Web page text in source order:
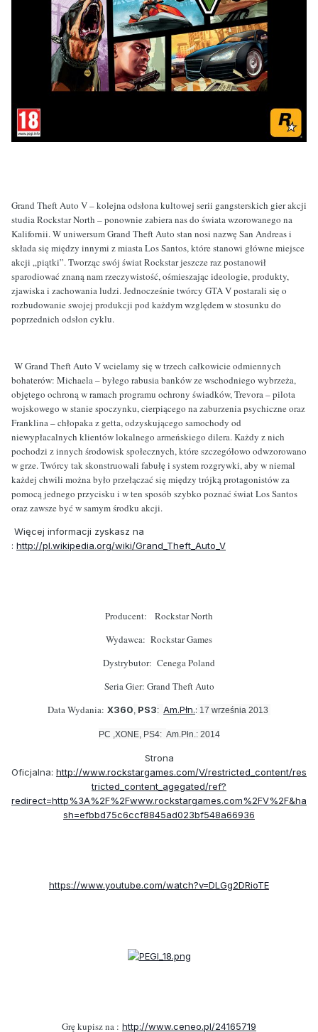
Grand Theft Auto V – kolejna odsłona kultowej serii gangsterskich gier akcji
studia Rockstar North – ponownie zabiera nas do świata wzorowanego na
Kalifornii. W uniwersum Grand Theft Auto stan nosi nazwę San Andreas i
składa się między innymi z miasta Los Santos, które stanowi główne miejsce
akcji „piątki”. Tworząc swój świat Rockstar jeszcze raz postanowił
sparodiować znaną nam rzeczywistość, ośmieszając ideologie, produkty,
zjawiska i zachowania ludzi. Jednocześnie twórcy GTA V postarali się o
rozbudowanie swojej produkcji pod każdym względem w stosunku do
poprzednich odsłon cyklu.
W Grand Theft Auto V wcielamy się w trzech całkowicie odmiennych
bohaterów: Michaela – byłego rabusia banków ze wschodniego wybrzeża,
objętego ochroną w ramach programu ochrony świadków, Trevora – pilota
wojskowego w stanie spoczynku, cierpiącego na zaburzenia psychiczne oraz
Franklina – chłopaka z getta, odzyskującego samochody od
niewypłacalnych klientów lokalnego armeńskiego dilera. Każdy z nich
pochodzi z innych środowisk społecznych, które szczegółowo odwzorowano
w grze. Twórcy tak skonstruowali fabułę i system rozgrywki, aby w niemal
każdej chwili można było przełączać się między trójką protagonistów za
pomocą jednego przycisku i w ten sposób szybko poznać świat Los Santos
oraz zawsze być w samym środku akcji.
Więcej informacji zyskasz na
: http://pl.wikipedia.org/wiki/Grand_Theft_Auto_V
Producent:
Rockstar North
Wydawca: Rockstar Games
Dystrybutor: Cenega Poland
Seria Gier: Grand Theft Auto
Data Wydania: X360, PS3: Am.Płn.: 17 września 2013
PC ,XONE, PS4: Am.Płn.: 2014
Strona
Oficjalna: http://www.rockstargames.com/V/restricted_content/res
tricted_content_agegated/ref?
redirect=http%3A%2F%2Fwww.rockstargames.com%2FV%2F&ha
sh=efbbd75c6ccf8845ad023bf548a66936
https://www.youtube.com/watch?v=DLGg2DRioTE
Grę kupisz na : http://www.ceneo.pl/24165719